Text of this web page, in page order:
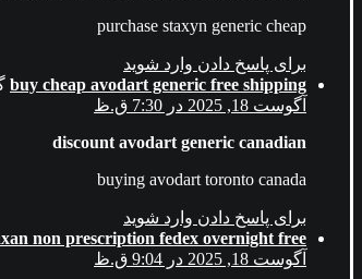
purchase staxyn generic cheap
برای پاسخ دادن وارد شوید
buy cheap avodart generic free shipping
آگوست 18, 2025 در 7:30 ق.ظ
discount avodart generic canadian
buying avodart toronto canada
برای پاسخ دادن وارد شوید
non prescription fedex overnight free
آگوست 18, 2025 در 9:04 ق.ظ